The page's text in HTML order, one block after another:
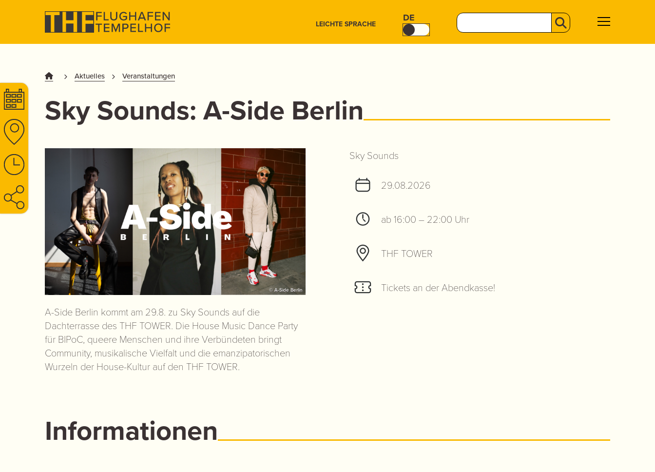
LEICHTE SPRACHE DE
Aktuelles Veranstaltungen
Sky Sounds: A-Side Berlin
© A-Side Berlin
A-Side Berlin kommt am 29.8. zu Sky Sounds auf die
Dachterrasse des THF TOWER. Die House Music Dance Party
für BIPoC, queere Menschen und ihre Verbündeten bringt
Community, musikalische Vielfalt und die emanzipatorischen
Wurzeln der House-Kultur auf den THF TOWER.
Sky Sounds
29.08.2026
ab 16:00 – 22:00 Uhr
THF TOWER
Tickets an der Abendkasse!
Informationen